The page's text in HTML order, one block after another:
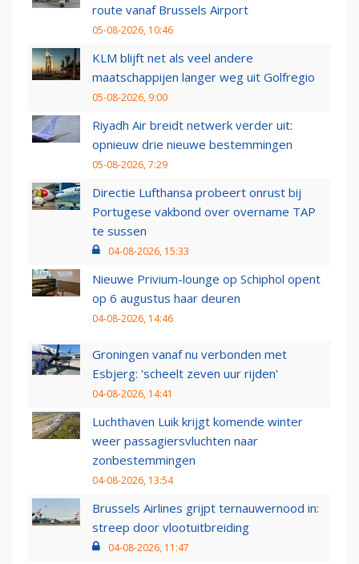
route vanaf Brussels Airport
05-08-2026, 10:46
KLM blijft net als veel andere
maatschappijen langer weg uit Golfregio
05-08-2026, 9:00
Riyadh Air breidt netwerk verder uit:
opnieuw drie nieuwe bestemmingen
05-08-2026, 7:29
Directie Lufthansa probeert onrust bij
Portugese vakbond over overname TAP
te sussen
04-08-2026, 15:33
Nieuwe Privium-lounge op Schiphol opent
op 6 augustus haar deuren
04-08-2026, 14:46
Groningen vanaf nu verbonden met
Esbjerg: 'scheelt zeven uur rijden'
04-08-2026, 14:41
Luchthaven Luik krijgt komende winter
weer passagiersvluchten naar
zonbestemmingen
04-08-2026, 13:54
Brussels Airlines grijpt ternauwernood in:
streep door vlootuitbreiding
04-08-2026, 11:47